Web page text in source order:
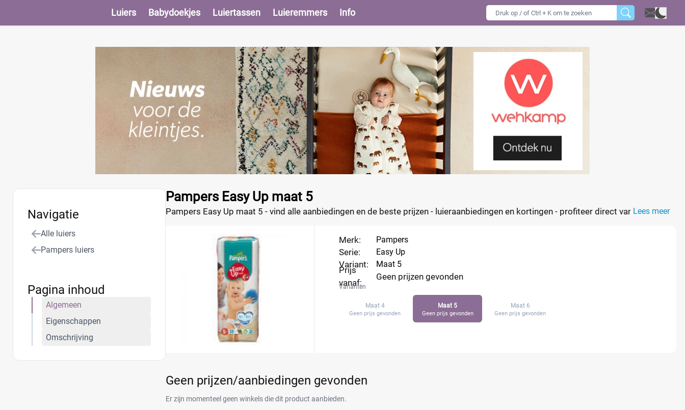
Luiers Babydoekjes Luiertassen Luieremmers Info
Pampers Easy Up maat 5
Pampers Easy Up maat 5 - vind alle aanbiedingen en de beste prijzen - luieraanbiedingen en kortingen - profiteer direct van deLees meer
Merk:
Serie:
Variant:
Prijs
vanaf:
Pampers
Easy Up
Maat 5
Geen prijzen gevonden
Varianten
Maat 4
Geen prijs gevonden
Maat 5
Geen prijs gevonden
Maat 6
Geen prijs gevonden
Geen prijzen/aanbiedingen gevonden
Er zijn momenteel geen winkels die dit product aanbieden.
Navigatie
Alle luiers
Pampers luiers
Pagina inhoud
Algemeen
Eigenschappen
Omschrijving